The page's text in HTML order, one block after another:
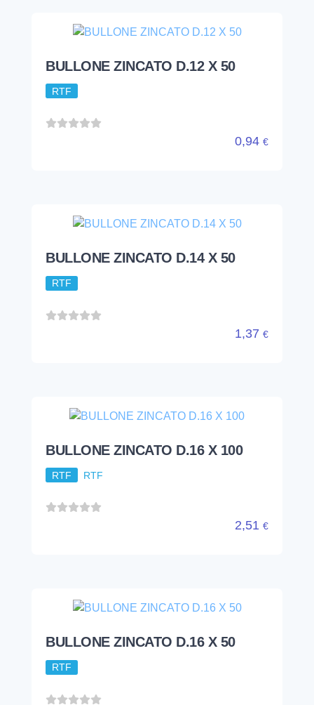
BULLONE ZINCATO D.12 X 50
RTF
0,94 €
BULLONE ZINCATO D.14 X 50
RTF
1,37 €
BULLONE ZINCATO D.16 X 100
RTF RTF
2,51 €
BULLONE ZINCATO D.16 X 50
RTF